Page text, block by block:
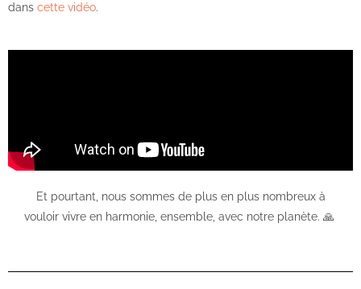
dans cette vidéo.
Et pourtant, nous sommes de plus en plus nombreux à
vouloir vivre en harmonie, ensemble, avec notre planète. 🙏